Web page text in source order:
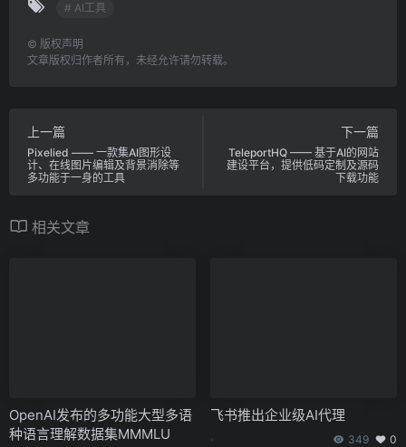
# AI工具
© 版权声明
文章版权归作者所有，未经允许请勿转载。
上一篇
Pixelied —— 一款集AI图形设
计、在线图片编辑及背景消除等
多功能于一身的工具
下一篇
TeleportHQ —— 基于AI的网站
建设平台，提供低码定制及源码
下载功能
相关文章
OpenAI发布的多功能大型多语
种语言理解数据集MMMLU
飞书推出企业级AI代理
349 0